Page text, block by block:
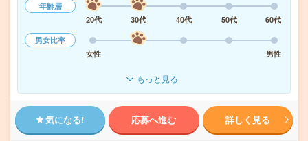
年齢層
20代
30代 40代 50代
60代
男女比率
女性
男性
もっと見る
気になる! 応募へ進む 詳しく見る